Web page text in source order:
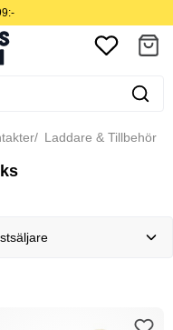
Laddare & Tillbehör